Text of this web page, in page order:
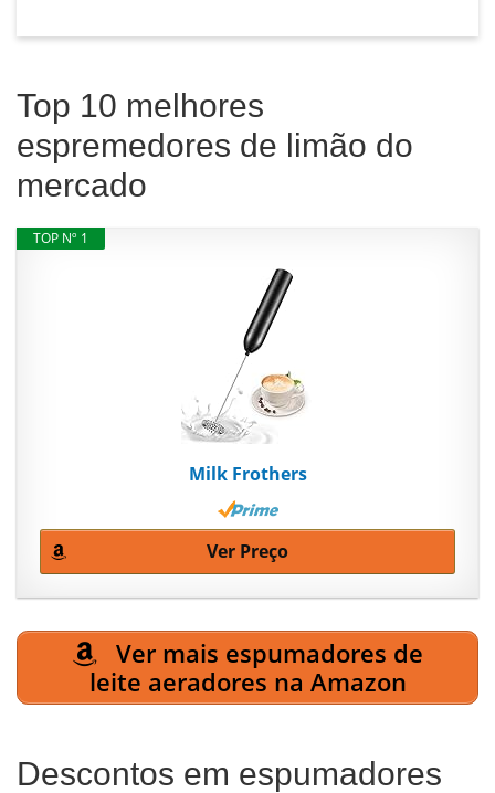
Top 10 melhores
espremedores de limão do
mercado
TOP Nº 1
Milk Frothers
Ver Preço
Ver mais espumadores de
leite aeradores na Amazon
Descontos em espumadores